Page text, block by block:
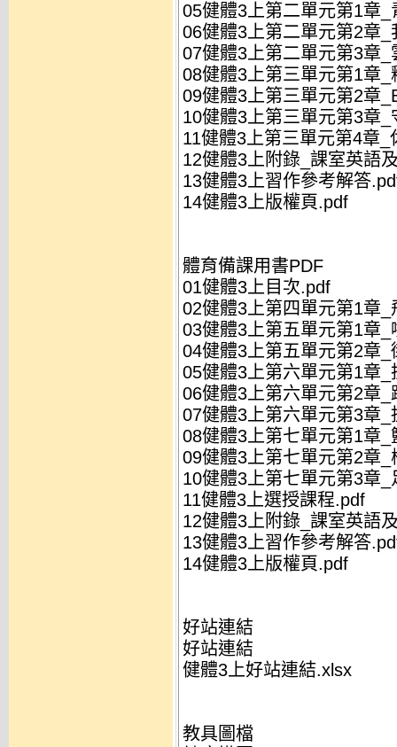
05健體3上第二單元第1章_
06健體3上第二單元第2章
07健體3上第二單元第3章
08健體3上第三單元第1章
09健體3上第三單元第2章
10健體3上第三單元第3章
11健體3上第三單元第4章
12健體3上附錄_課室英語
13健體3上習作參考解答
14健體3上版權頁.pdf
體育備課用書PDF
01健體3上目次.pdf
02健體3上第四單元第1章
03健體3上第五單元第1章
04健體3上第五單元第2章
05健體3上第六單元第1章
06健體3上第六單元第2章
07健體3上第六單元第3章
08健體3上第七單元第1章
09健體3上第七單元第2章
10健體3上第七單元第3章
11健體3上選授課程.pdf
12健體3上附錄_課室英語
13健體3上習作參考解答
14健體3上版權頁.pdf
好站連結
好站連結
健體3上好站連結.xlsx
教具圖檔